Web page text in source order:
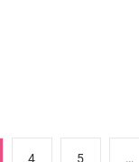
4 5 …